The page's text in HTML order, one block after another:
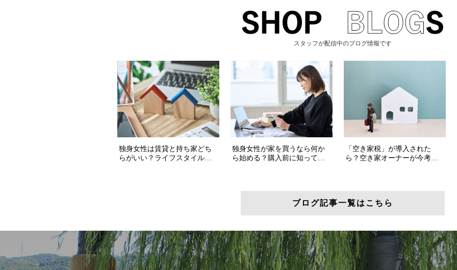
スタッフが配信中のブログ情報です
ブログ記事一覧はこちら